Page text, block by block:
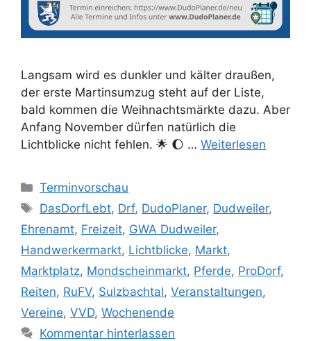
Langsam wird es dunkler und kälter draußen,
der erste Martinsumzug steht auf der Liste,
bald kommen die Weihnachtsmärkte dazu. Aber
Anfang November dürfen natürlich die
Lichtblicke nicht fehlen. 🌟 🌔 … Weiterlesen
Kategorien
Terminvorschau
Schlagwörter
DasDorfLebt, Drf, DudoPlaner, Dudweiler,
Ehrenamt, Freizeit, GWA Dudweiler,
Handwerkermarkt, Lichtblicke, Markt,
Marktplatz, Mondscheinmarkt, Pferde, ProDorf,
Reiten, RuFV, Sulzbachtal, Veranstaltungen,
Vereine, VVD, Wochenende
Kommentar hinterlassen